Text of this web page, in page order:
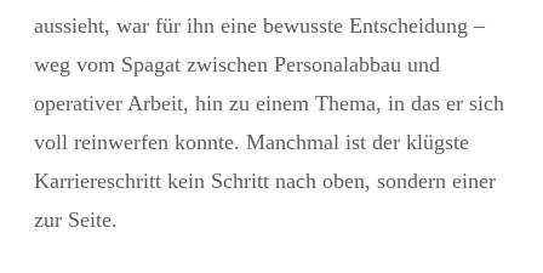
aussieht, war für ihn eine bewusste Entscheidung –
weg vom Spagat zwischen Personalabbau und
operativer Arbeit, hin zu einem Thema, in das er sich
voll reinwerfen konnte. Manchmal ist der klügste
Karriereschritt kein Schritt nach oben, sondern einer
zur Seite.